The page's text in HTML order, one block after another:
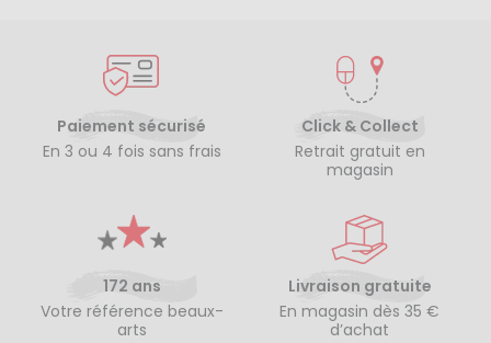
Paiement sécurisé
En 3 ou 4 fois sans frais
Click & Collect
Retrait gratuit en
magasin
172 ans
Votre référence beaux-
arts
Livraison gratuite
En magasin dès 35 €
d’achat